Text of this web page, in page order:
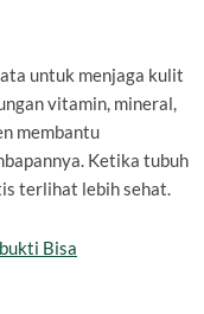
untuk menjaga kulit
vitamin, mineral,
membantu
Ketika tubuh
terlihat lebih sehat.
Bisa